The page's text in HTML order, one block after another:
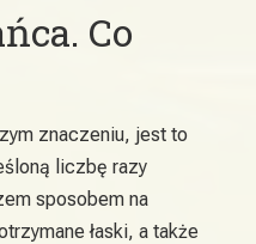
Co
znaczeniu, jest to
liczbę razy
sposobem na
łaski, a także